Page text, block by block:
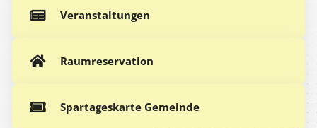
Veranstaltungen
Raumreservation
Spartageskarte Gemeinde